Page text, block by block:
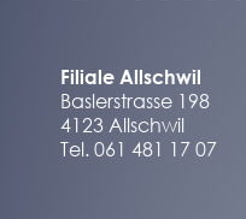
Filiale Allschwil
Baslerstrasse 198
4123 Allschwil
Tel. 061 481 17 07